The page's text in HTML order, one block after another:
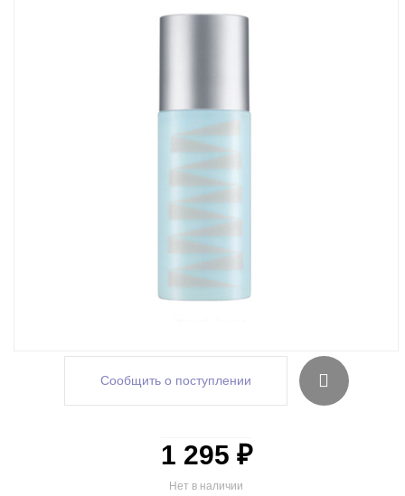
Сообщить о поступлении
Нет в наличии
1 295 ₽